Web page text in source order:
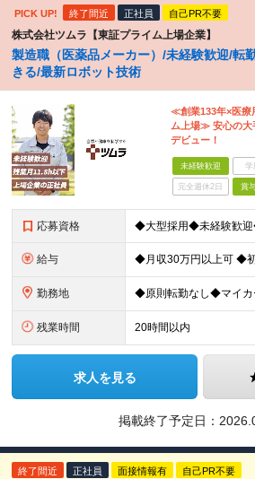
PICK UP! 終了間近 正社員 自己PR不要
株式会社ツムラ【東証プライム上場企業】
製造職（医薬品メーカー）/未経験歓迎/転
きる/最新ロボット技術
≪創業133年×医療
ム上場≫ 安心の大
デビュー！
未経験歓迎 学
完全週休2日 賞
応募資格
給与
勤務地
残業時間 20時間以内
求人を見る
掲載終了予定日：
終了間近 正社員 面接情報有 自己PR不要